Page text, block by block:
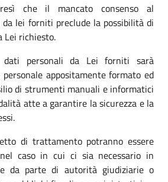
che il mancato consenso al
lei forniti preclude la possibilità di
Lei richiesto.
personali da Lei forniti sarà
appositamente formato ed
di strumenti manuali e informatici
atte a garantire la sicurezza e la
di trattamento potranno essere
caso in cui ci sia necessario in
da parte di autorità giudiziarie o